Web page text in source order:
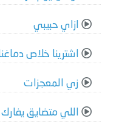
ازاي حبيبي
اشترينا خلاص
زي المعجزات
اللي متضايق يفارك